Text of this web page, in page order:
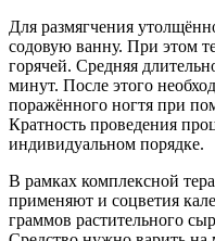
Для размягчения
содовую ванну. При этом
горячей. Средняя
минут. После этого
поражённого ногтя при
Кратность проведения
индивидуальном порядке.
В рамках комплексной
применяют и соцветия
граммов растительного